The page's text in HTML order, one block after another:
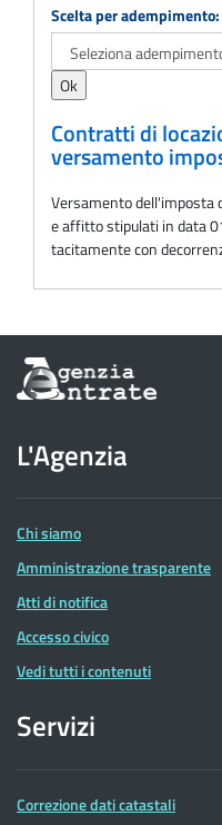
Adempimento
Scelta per adempimento:
Contratti di
versamento
Versamento dell'imposta
e affitto stipulati in data
tacitamente con
Informazioni
sul
dell'Agenzia
delle
Entrate
L'Agenzia
Chi siamo
Amministrazione trasparente
Atti di notifica
Accesso civico
Vedi tutti i contenuti
Servizi
Correzione dati catastali